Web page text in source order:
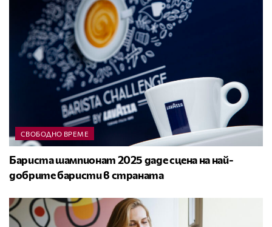
СВОБОДНО ВРЕМЕ
Бариста шампионат 2025 даде сцена на най-
добрите баристи в страната